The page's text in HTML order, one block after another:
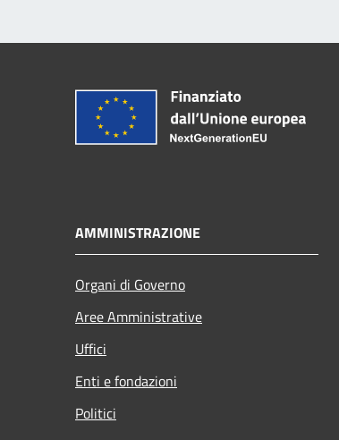
AMMINISTRAZIONE
Organi di Governo
Aree Amministrative
Uffici
Enti e fondazioni
Politici